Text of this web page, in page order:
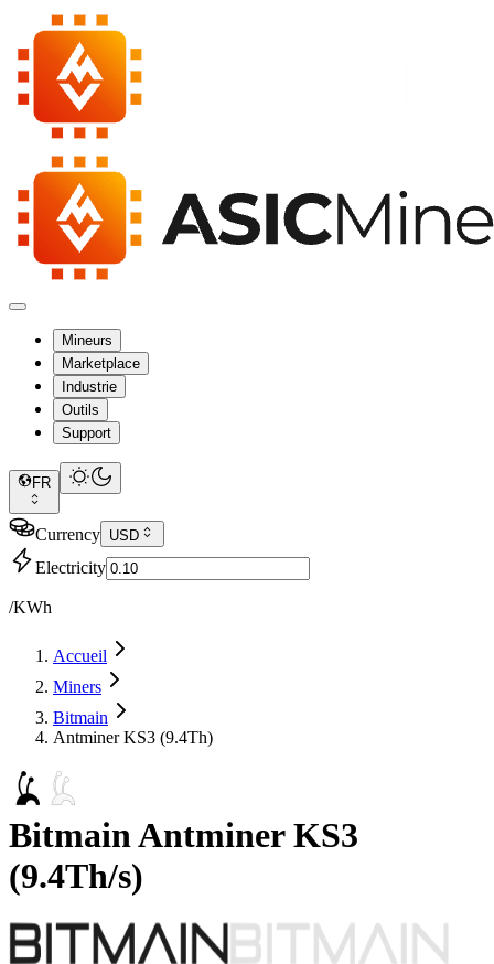
Mineurs
Marketplace
Industrie
Outils
Support
FR
Currency USD
Electricity
/KWh
Accueil
Miners
Bitmain
Antminer KS3 (9.4Th)
BitmainAntminer KS3
(9.4Th/s)